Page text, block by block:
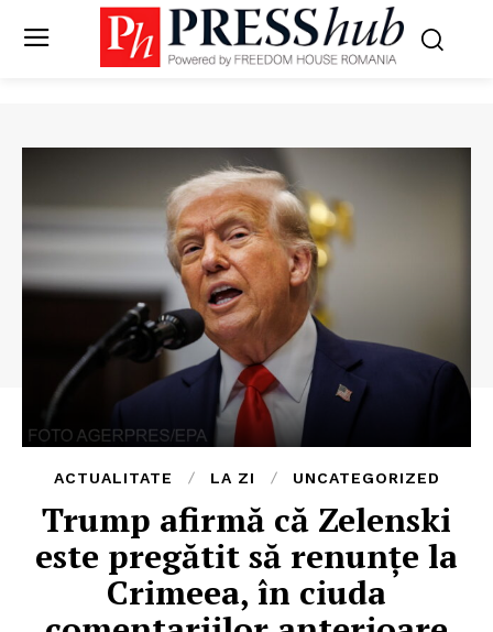
ACTUALITATE LA ZI UNCATEGORIZED
Trump afirmă că Zelenski
este pregătit să renunțe la
Crimeea, în ciuda